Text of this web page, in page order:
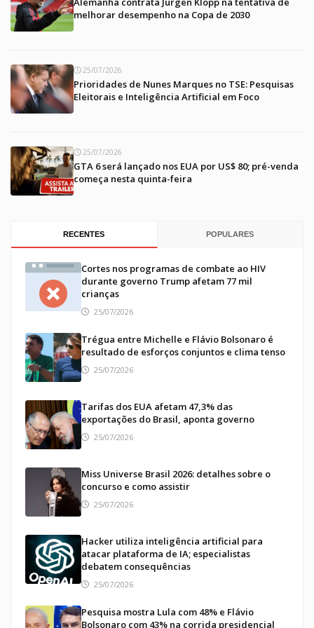
melhorar desempenho na Copa de 2030
25/07/2026
Prioridades de Nunes Marques no TSE: Pesquisas
Eleitorais e Inteligência Artificial em Foco
25/07/2026
GTA 6 será lançado nos EUA por US$ 80; pré-venda
começa nesta quinta-feira
RECENTES POPULARES
Cortes nos programas de combate ao HIV
durante governo Trump afetam 77 mil
crianças
25/07/2026
Trégua entre Michelle e Flávio Bolsonaro é
resultado de esforços conjuntos e clima tenso
25/07/2026
Tarifas dos EUA afetam 47,3% das
exportações do Brasil, aponta governo
25/07/2026
Miss Universe Brasil 2026: detalhes sobre o
concurso e como assistir
25/07/2026
Hacker utiliza inteligência artificial para
atacar plataforma de IA; especialistas
debatem consequências
25/07/2026
Pesquisa mostra Lula com 48% e Flávio
Bolsonaro com 43% na corrida presidencial